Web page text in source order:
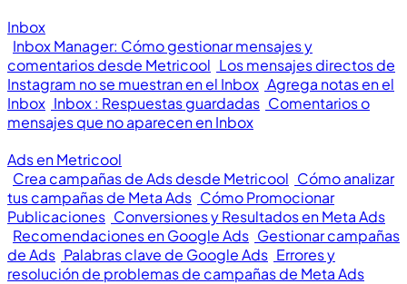
Inbox
Inbox Manager: Cómo gestionar mensajes y
comentarios desde Metricool Los mensajes directos de
Instagram no se muestran en el Inbox Agrega notas en el
Inbox Inbox : Respuestas guardadas Comentarios o
mensajes que no aparecen en Inbox
Ads en Metricool
Crea campañas de Ads desde Metricool Cómo analizar
tus campañas de Meta Ads Cómo Promocionar
Publicaciones Conversiones y Resultados en Meta Ads
Recomendaciones en Google Ads Gestionar campañas
de Ads Palabras clave de Google Ads Errores y
resolución de problemas de campañas de Meta Ads